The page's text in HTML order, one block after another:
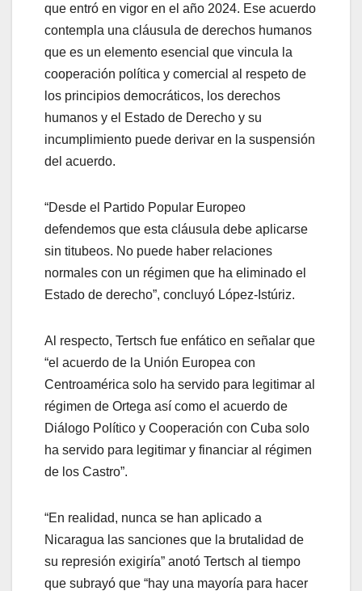
que entró en vigor en el año 2024. Ese acuerdo
contempla una cláusula de derechos humanos
que es un elemento esencial que vincula la
cooperación política y comercial al respeto de
los principios democráticos, los derechos
humanos y el Estado de Derecho y su
incumplimiento puede derivar en la suspensión
del acuerdo.
“Desde el Partido Popular Europeo
defendemos que esta cláusula debe aplicarse
sin titubeos. No puede haber relaciones
normales con un régimen que ha eliminado el
Estado de derecho”, concluyó López-Istúriz.
Al respecto, Tertsch fue enfático en señalar que
“el acuerdo de la Unión Europea con
Centroamérica solo ha servido para legitimar al
régimen de Ortega así como el acuerdo de
Diálogo Político y Cooperación con Cuba solo
ha servido para legitimar y financiar al régimen
de los Castro”.
“En realidad, nunca se han aplicado a
Nicaragua las sanciones que la brutalidad de
su represión exigiría” anotó Tertsch al tiempo
que subrayó que “hay una mayoría para hacer